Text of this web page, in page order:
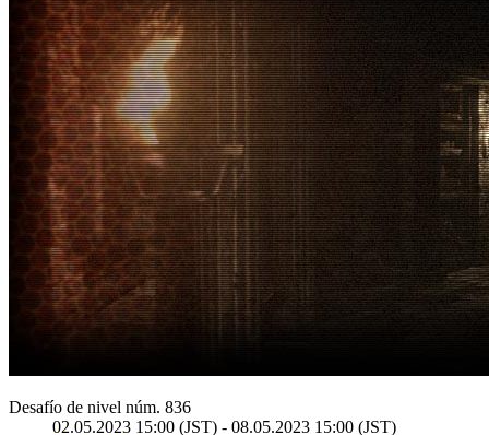
Desafío de nivel núm. 836
02.05.2023 15:00 (JST) - 08.05.2023 15:00 (JST)